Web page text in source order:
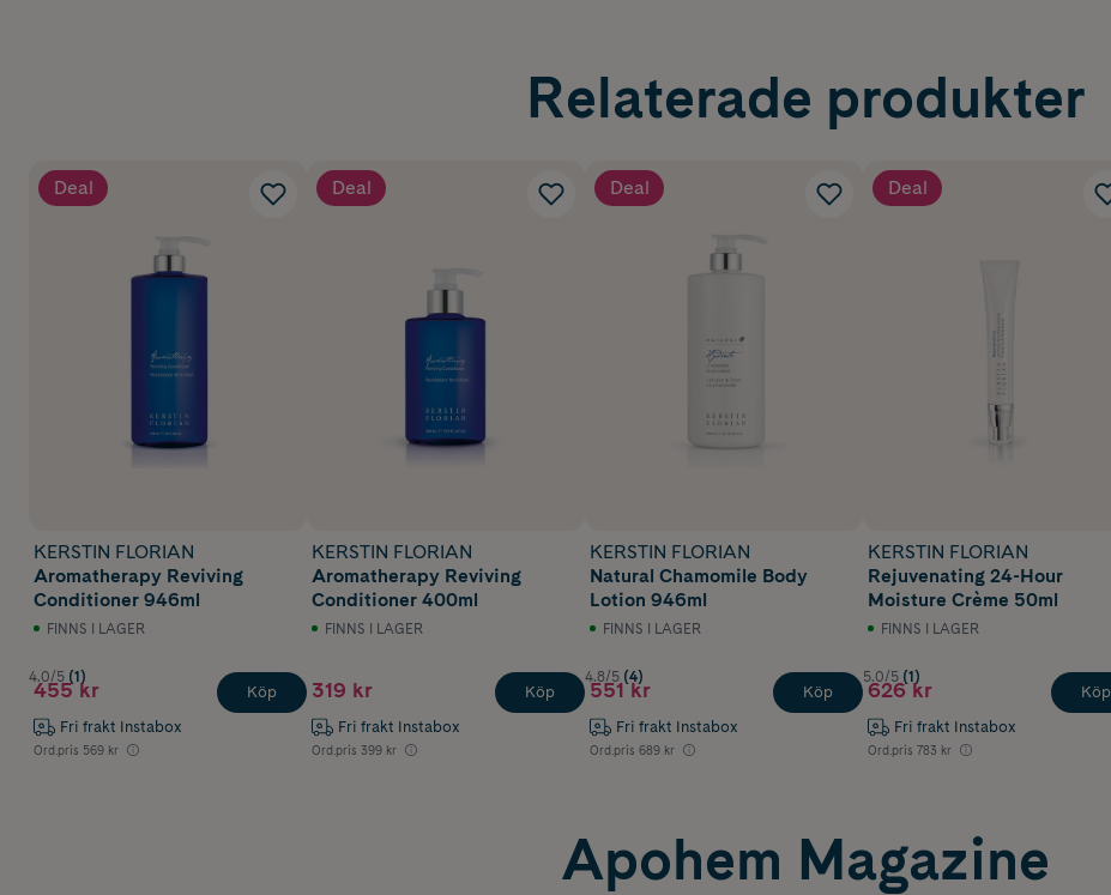
Relaterade produkter
Deal
KERSTIN FLORIAN
Aromatherapy Reviving
Conditioner 946ml
FINNS I LAGER
4.0/5 (1)
455 kr
Fri frakt Instabox
Ord.pris 569 kr
Köp
Deal
KERSTIN FLORIAN
Aromatherapy Reviving
Conditioner 400ml
FINNS I LAGER
319 kr
Fri frakt Instabox
Ord.pris 399 kr
Köp
Deal
KERSTIN FLORIAN
Natural Chamomile Body
Lotion 946ml
FINNS I LAGER
4.8/5 (4)
551 kr
Fri frakt Instabox
Ord.pris 689 kr
Köp
Deal
KERSTIN FLORIAN
Rejuvenating 24-Hour
Moisture Crème 50ml
FINNS I LAGER
5.0/5 (1)
626 kr
Fri frakt Instabox
Ord.pris 783 kr
Köp
Apohem Magazine